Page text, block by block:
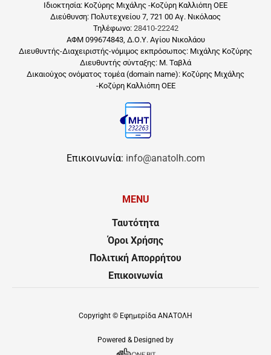
Ιδιοκτησία: Κοζύρης Μιχάλης -Κοζύρη Καλλιόπη ΟΕΕ
Διεύθυνση: Πολυτεχνείου 7, 721 00 Αγ. Νικόλαος
Τηλέφωνο: 28410-22242
ΑΦΜ 099674843, Δ.Ο.Υ. Αγίου Νικολάου
Διευθυντής-Διαχειριστής-νόμιμος εκπρόσωπος: Μιχάλης Κοζύρης
Διευθυντής σύνταξης: Μ. Ταβλά
Δικαιούχος ονόματος τομέα (domain name): Κοζύρης Μιχάλης
-Κοζύρη Καλλιόπη ΟΕΕ
Επικοινωνία: info@anatolh.com
MENU
Ταυτότητα
Όροι Χρήσης
Πολιτική Απορρήτου
Επικοινωνία
Copyright © Εφημερίδα ΑΝΑΤΟΛΗ
Powered & Designed by